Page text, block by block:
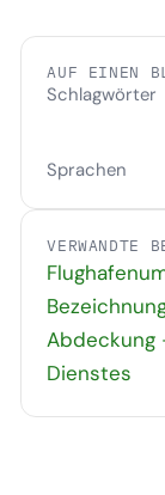
AUF EINEN
Schlagwörter
Sprachen
VERWANDTE
Abdeckung
Dienstes